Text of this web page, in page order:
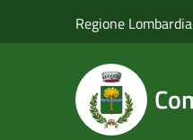
Regione Lombardia